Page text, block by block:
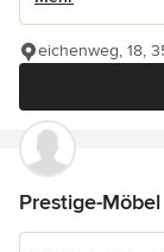
eichenweg, 18,
Prestige-Möbel